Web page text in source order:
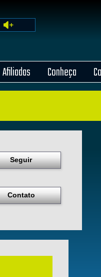
Afiliadas Conheça
Seguir
Contato